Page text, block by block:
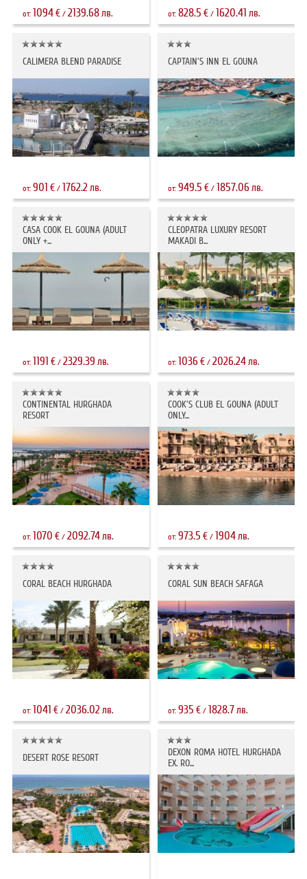
от: 1094€/ 2139.68лв. от:828.5 € / 1620.41 лв.
CALIMERA BLEND PARADISE
от: 901 €/ 1762.2лв.
CAPTAIN'S INN EL GOUNA
от:949.5 € / 1857.06лв.
CASA COOK EL GOUNA (ADULT
ONLY +...
от: 1191 €/ 2329.39 лв.
CLEOPATRA LUXURY RESORT
MAKADI B...
от: 1036€ /2026.24лв.
CONTINENTAL HURGHADA
RESORT
от: 1070 €/ 2092.74 лв.
COOK'S CLUB EL GOUNA (ADULT
ONLY...
от:973.5 € / 1904 лв.
CORAL BEACH HURGHADA
от: 1041 €/ 2036.02лв.
CORAL SUN BEACH SAFAGA
от:935 € / 1828.7лв.
DESERT ROSE RESORT
DEXON ROMA HOTEL HURGHADA
EX. RO...